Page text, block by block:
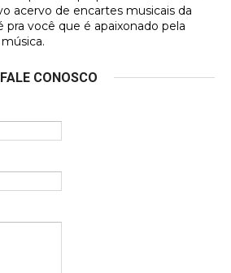
e olhando o encarte aqui, me
sentido minha falta, informo
para trazer mais contribuições
acervo de encartes musicais da
pra você que é apaixonado pela
FALE CONOSCO